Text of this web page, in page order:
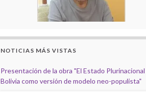
NOTICIAS MÁS VISTAS
Presentación de la obra "El Estado
Bolivia como versión de modelo neo-populista"